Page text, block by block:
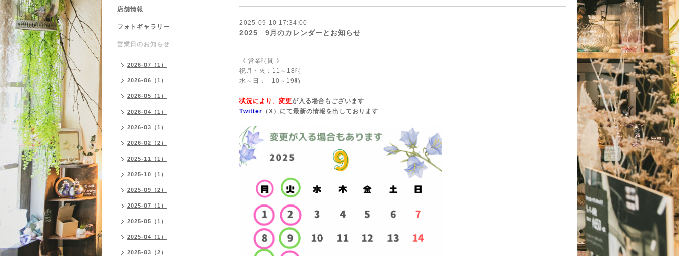
2025-09-10 17:34:00
2025 9月のカレンダーとお知らせ
《 営業時間 》
祝月・火：11～18時
水～日： 10～19時
状況により、変更が入る場合もございます
Twitter （X）にて最新の情報を出しております
店舗情報
フォトギャラリー
営業日のお知らせ
2026-07（1）
2026-06（1）
2026-05（1）
2026-04（1）
2026-03（1）
2026-02（2）
2025-11（1）
2025-10（1）
2025-09（2）
2025-07（1）
2025-05（1）
2025-04（1）
2025-03（2）